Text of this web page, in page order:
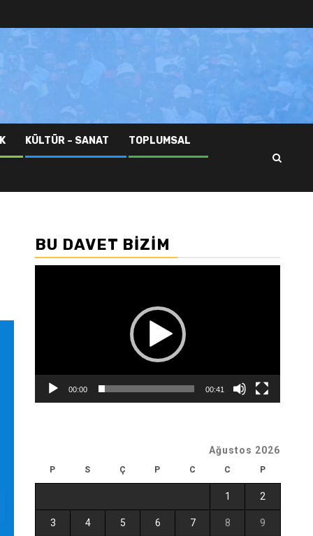
KÜLTÜR – SANAT TOPLUMSAL
BU DAVET BIZIM
00:00 00:41
Ağustos 2026
P S Ç P C C P
1 2
3 4 5 6 7 8 9